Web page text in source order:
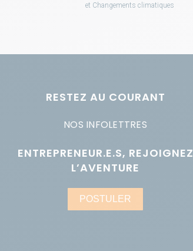
et Changements climatiques
RESTEZ AU COURANT
NOS INFOLETTRES
ENTREPRENEUR.E.S, REJOIGNEZ
L’AVENTURE
POSTULER